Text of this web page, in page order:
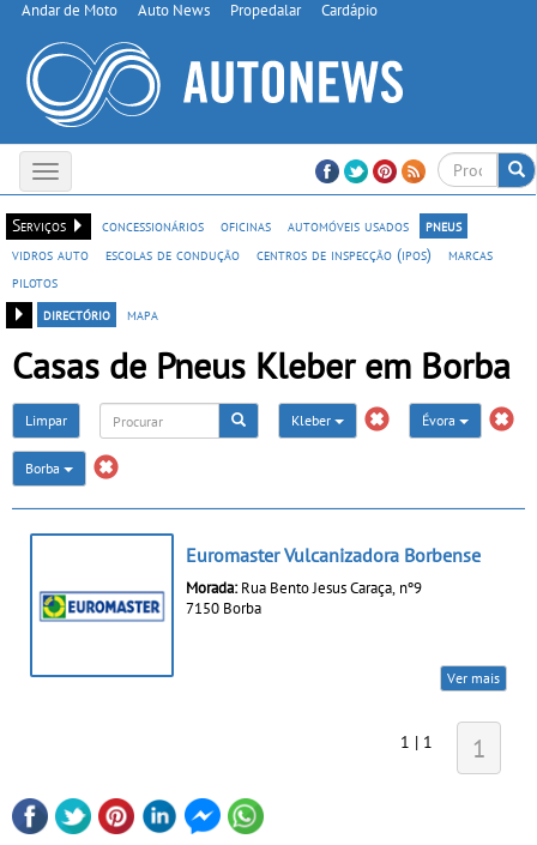
Andar de Moto Auto News Propedalar Cardápio
Toggle
navigation
Serviços
concessionários oficinas automóveis usados
pneus
vidros auto
escolas de condução centros de inspecção (ipos)
marcas
pilotos
directório
mapa
Casas de Pneus Kleber em Borba
Limpar Kleber Évora
Borba
Euromaster Vulcanizadora Borbense
Morada: Rua Bento Jesus Caraça, nº9
7150 Borba
Ver mais
1 | 1 1